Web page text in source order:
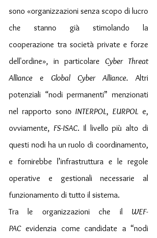
sono «organizzazioni senza scopo di lucro
che stanno già stimolando la
cooperazione tra società private e forze
dell'ordine», in particolare Cyber ​​Threat
Alliance e Global Cyber ​​Alliance. Altri
potenziali “nodi permanenti” menzionati
nel rapporto sono INTERPOL, EURPOL e,
ovviamente, FS-ISAC. Il livello più alto di
questi nodi ha un ruolo di coordinamento,
e fornirebbe l’infrastruttura e le regole
operative e gestionali necessarie al
funzionamento di tutto il sistema.
Tra le organizzazioni che il WEF-
PAC evidenzia come candidate a “nodi